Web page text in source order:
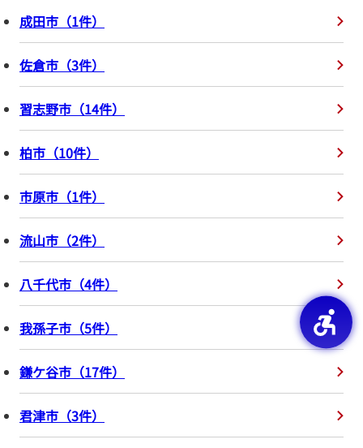
成田市 （1件）
佐倉市 （3件）
習志野市 （14件）
柏市 （10件）
市原市 （1件）
流山市 （2件）
八千代市 （4件）
我孫子市 （5件）
鎌ケ谷市 （17件）
君津市 （3件）